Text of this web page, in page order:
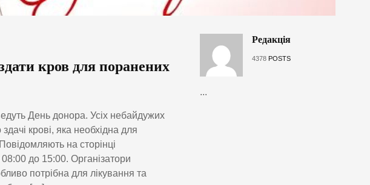
кров для поранених
День донора. Усіх небайдужих
крові, яка необхідна для
на сторінці
до 15:00. Організатори
потрібна для лікування та
Редакція
4378 POSTS
...